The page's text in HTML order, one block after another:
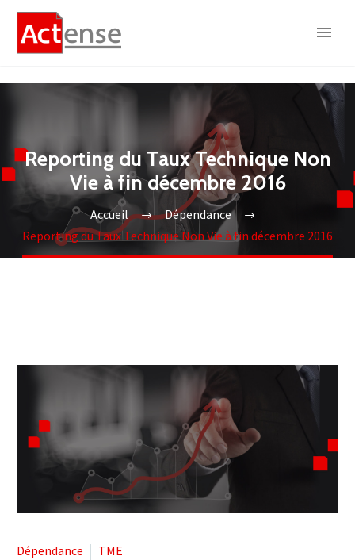
Reporting du Taux Technique Non
Vie à fin décembre 2016
Accueil
Dépendance
Reporting du Taux Technique Non Vie à fin décembre 2016
Dépendance TME